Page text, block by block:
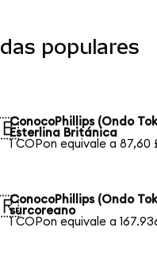
populares
ConocoPhillips (Ondo
Esterlina Británica
1 COPon equivale a 87,60
ConocoPhillips (Ondo
surcoreano
1 COPon equivale a